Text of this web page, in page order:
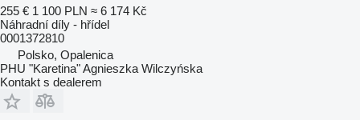
255 € 1 100 PLN ≈ 6 174 Kč
Náhradní díly - hřídel
0001372810
Polsko, Opalenica
PHU "Karetina" Agnieszka Wilczyńska
Kontakt s dealerem